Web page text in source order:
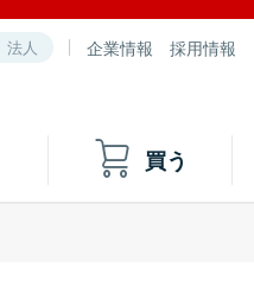
法人 企業情報 採用情報
買う